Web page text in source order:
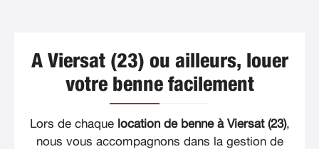
A Viersat (23) ou ailleurs, louer
votre benne facilement
Lors de chaque location de benne à Viersat (23),
nous vous accompagnons dans la gestion de